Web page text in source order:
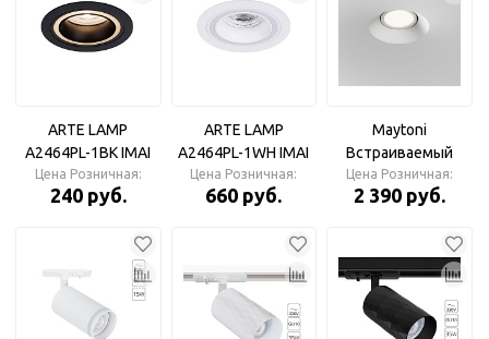
ARTE LAMP
A2464PL-1BK IMAI
Светильник
Цена Розничная:
240 руб.
ARTE LAMP
A2464PL-1WH IMAI
Светильник
Цена Розничная:
660 руб.
Maytoni
Встраиваемый
светильник Intro
GU10 9Вт IP 20
Цена Розничная:
2 390 руб.